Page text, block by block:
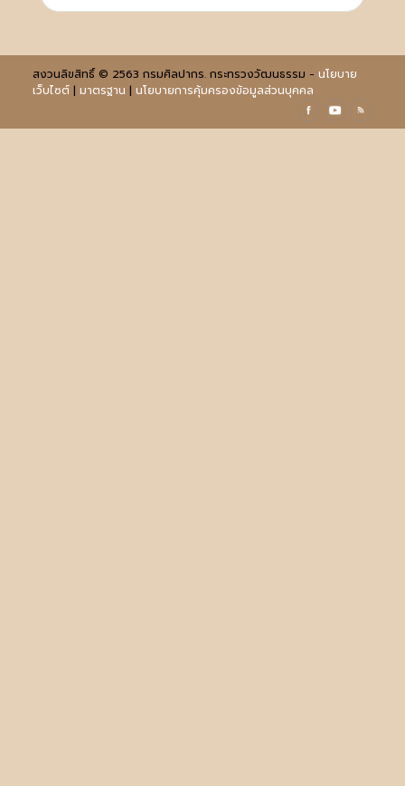
สงวนลิขสิทธิ์ © 2563 กรมศิลปากร. กระทรวงวัฒนธรรม - นโยบาย
เว็บไซต์| มาตรฐาน | นโยบายการคุ้มครองข้อมูลส่วนบุคคล